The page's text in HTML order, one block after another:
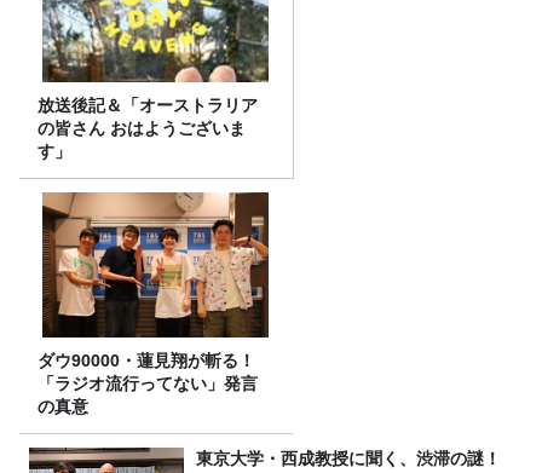
放送後記＆「オーストラリア
の皆さん おはようございま
す」
ダウ90000・蓮見翔が斬る！
「ラジオ流行ってない」発言
の真意
東京大学・西成教授に聞く、渋滞の謎！